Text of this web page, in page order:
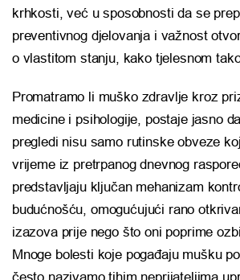
krhkosti, već u sposobnosti da se
preventivnog djelovanja i važnost
o vlastitom stanju, kako tjelesnom
Promatramo li muško zdravlje kroz
medicine i psihologije, postaje jasno
pregledi nisu samo rutinske obveze
vrijeme iz pretrpanog dnevnog
predstavljaju ključan mehanizam
budućnošću, omogućujući rano
izazova prije nego što oni poprime
Mnoge bolesti koje pogađaju mušku